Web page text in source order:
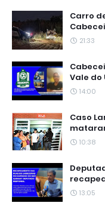
Carro
21:33
Vale do
14:00
Caso
10:38
13:05